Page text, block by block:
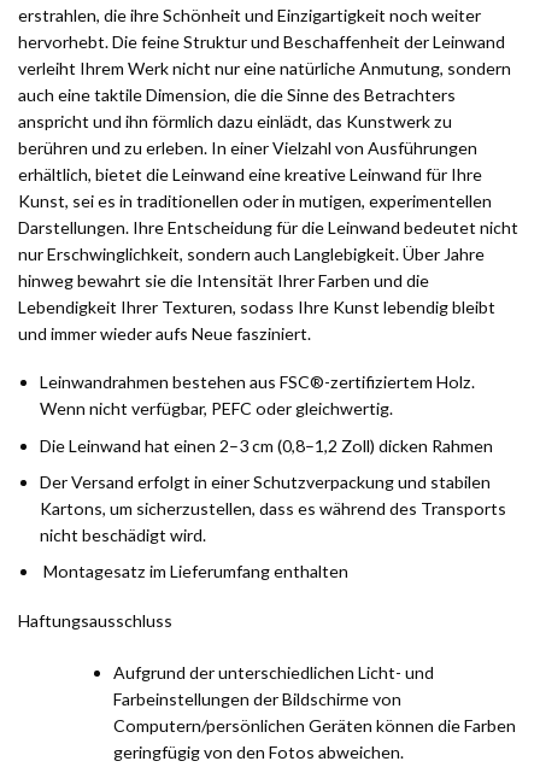
erstrahlen, die ihre Schönheit und Einzigartigkeit noch weiter
hervorhebt. Die feine Struktur und Beschaffenheit der Leinwand
verleiht Ihrem Werk nicht nur eine natürliche Anmutung, sondern
auch eine taktile Dimension, die die Sinne des Betrachters
anspricht und ihn förmlich dazu einlädt, das Kunstwerk zu
berühren und zu erleben. In einer Vielzahl von Ausführungen
erhältlich, bietet die Leinwand eine kreative Leinwand für Ihre
Kunst, sei es in traditionellen oder in mutigen, experimentellen
Darstellungen. Ihre Entscheidung für die Leinwand bedeutet nicht
nur Erschwinglichkeit, sondern auch Langlebigkeit. Über Jahre
hinweg bewahrt sie die Intensität Ihrer Farben und die
Lebendigkeit Ihrer Texturen, sodass Ihre Kunst lebendig bleibt
und immer wieder aufs Neue fasziniert.
Leinwandrahmen bestehen aus FSC®-zertifiziertem Holz.
Wenn nicht verfügbar, PEFC oder gleichwertig.
Die Leinwand hat einen 2–3 cm (0,8–1,2 Zoll) dicken Rahmen
Der Versand erfolgt in einer Schutzverpackung und stabilen
Kartons, um sicherzustellen, dass es während des Transports
nicht beschädigt wird.
Montagesatz im Lieferumfang enthalten
Haftungsausschluss
Aufgrund der unterschiedlichen Licht- und
Farbeinstellungen der Bildschirme von
Computern/persönlichen Geräten können die Farben
geringfügig von den Fotos abweichen.